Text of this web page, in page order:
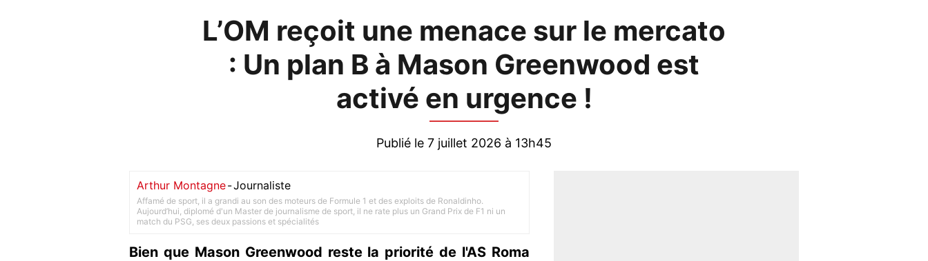
L’OM reçoit une menace sur le mercato
: Un plan B à Mason Greenwood est
activé en urgence !
Publié le 7 juillet 2026 à 13h45
Arthur Montagne-Journaliste
Affamé de sport, il a grandi au son des moteurs de Formule 1 et des exploits de Ronaldinho.
Aujourd’hui, diplomé d'un Master de journalisme de sport, il ne rate plus un Grand Prix de F1 ni un
match du PSG, ses deux passions et spécialités
Bien que Mason Greenwood reste la priorité de l'AS Roma